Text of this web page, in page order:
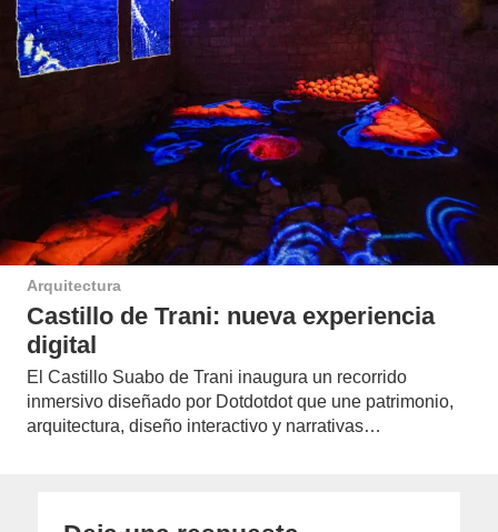
Arquitectura
Castillo de Trani: nueva experiencia
digital
El Castillo Suabo de Trani inaugura un recorrido
inmersivo diseñado por Dotdotdot que une patrimonio,
arquitectura, diseño interactivo y narrativas…